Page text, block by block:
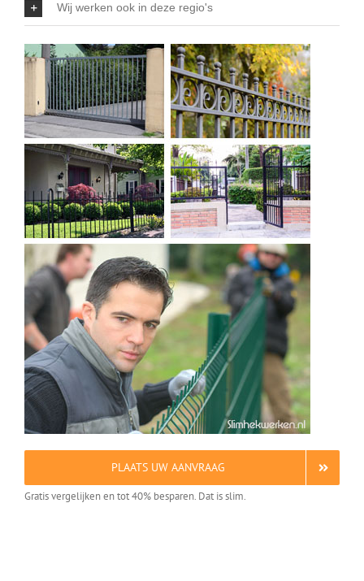
Wij werken ook in deze regio's
PLAATS UW AANVRAAG
Gratis vergelijken en tot 40% besparen. Dat is slim.